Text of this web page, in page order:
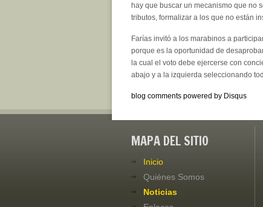
hay que buscar un mecanismo que no
tributos, formalizar a los que no están
Farías invitó a los marabinos a
porque es la oportunidad de
la cual el voto debe ejercerse con
abajo y a la izquierda seleccionando
blog comments powered by Disqus
MAPA DEL SITIO
Inicio
Quiénes Somos
Noticias